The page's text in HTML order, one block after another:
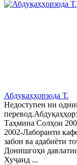
Абдуқаҳҳорзода Т.
Недоступен ни
Таҳмина Солҳои
2002-Лаборанти
забон ва адабиёти
Донишгоҳи
Хуҷанд ...